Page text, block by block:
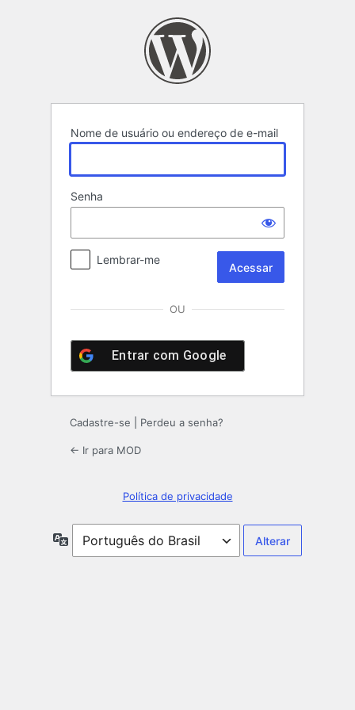
Nome de usuário ou endereço de e-mail
Senha
Lembrar-me
OU
Entrar com Google
Cadastre-se Perdeu a senha?
← Ir para MOD
Política de privacidade
Idioma